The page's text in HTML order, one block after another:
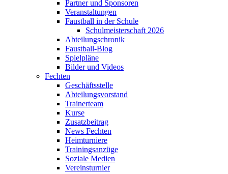
Partner und Sponsoren
Veranstaltungen
Faustball in der Schule
Schulmeisterschaft 2026
Abteilungschronik
Faustball-Blog
Spielpläne
Bilder und Videos
Fechten
Geschäftsstelle
Abteilungsvorstand
Trainerteam
Kurse
Zusatzbeitrag
News Fechten
Heimturniere
Trainingsanzüge
Soziale Medien
Vereinsturnier